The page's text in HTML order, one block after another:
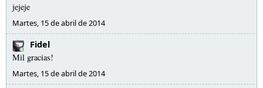
jejeje
Martes, 15 de abril de 2014
Fidel
Mil gracias!
Martes, 15 de abril de 2014